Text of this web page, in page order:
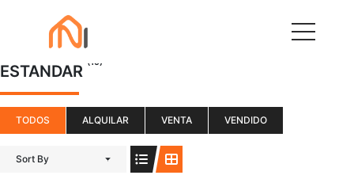
ESTANDAR (19)
TODOS ALQUILAR VENTA VENDIDO
Sort By